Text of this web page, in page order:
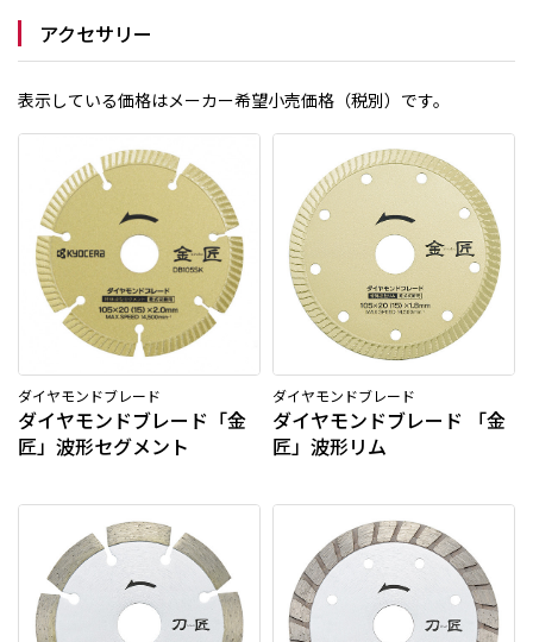
アクセサリー
表示している価格はメーカー希望小売価格（税別）です。
ダイヤモンドブレード
ダイヤモンドブレード「金
匠」波形セグメント
ダイヤモンドブレード
ダイヤモンドブレード 「金
匠」波形リム